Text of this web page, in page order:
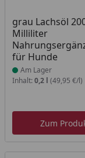
grau Lachsöl
Milliliter
für Hunde
Produkt am
Am Lager
Inhalt: 0,2 l (49,95 €/l)
Zum